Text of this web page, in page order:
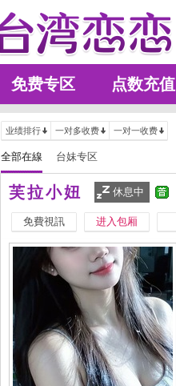
免费专区 点数充值
业绩排行 一对多收费 一对一收费
全部在線 台妹专区
芙拉小妞 休息中
免費視訊 进入包厢